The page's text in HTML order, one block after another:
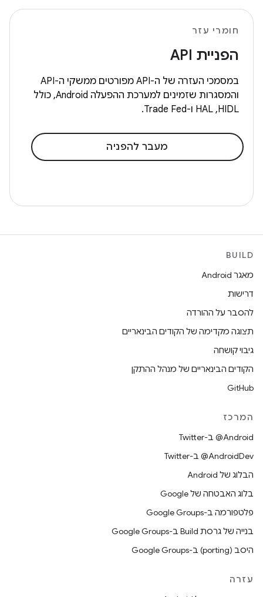
חומרי עזר
הפניית API
במסמכי העזרה של ה-API מפורטים ממשקי ה-API
והמסגרות שזמינים למערכת ההפעלה Android, כולל
HIDL,‏ HAL ו-Trade Fed.
מעבר להפניה
BUILD
מאגר Android
דרישות
להסבר על ההורדה
תצוגה מקדימה של הקודים הבינאריים
גיבוי קושחה
הקודים הבינאריים של מנהל ההתקן
GitHub
המרכז
‎@Android ב-Twitter
‎@AndroidDev ב-Twitter
הבלוג של Android
בלוג האבטחה של Google
פלטפורמה ב-Google Groups
בנייה של גרסת Build ב-Google Groups
היסב (porting) ב-Google Groups
עזרה